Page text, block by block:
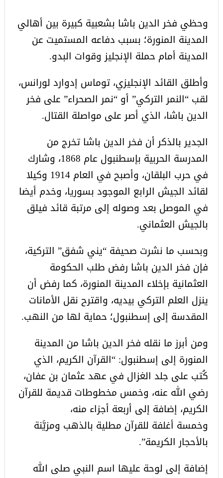
وحظي فخر الدين باشا بشعبية كبيرة بين أهالي
المدينة المنورة؛ بسبب دفاعه المستميت عن
المدينة أمام حملة الإنجليز وقوات البدو.
وأطلق القائد الإنجليزي، توماس إدوارد لورانس،
لقب “النمر التركي” أو “نمر الصحراء” على فخر
الدين باشا، الذي أصر على مواصلة القتال.
الجدير بالذكر أن فخر الدين باشا تخرج من
المدرسة الحربية بإسطنبول عام 1868، وشارك
في حرب البلقان، وأصبح في العام 1914 وكيلا
لقائد الجيش الرابع الموجود بسوريا، وخدم أيضا
في الموصل بعد وصوله إلى مرتبة قائد فيلق
بالجيش العثماني.
وبحسب ما نشرت صحيفة “يني شفق” التركية،
فإن فخر الدين باشا رفض طلب الحكومة
العثمانية بإخلاء المدينة المنورة، كما رفض أن
ينزل العلم التركي بيديه، واقترح نقل الأمانات
المقدسة إلى إسطنبول؛ حماية لها من النهب.
ومن أبرز ما نقله فخر الدين باشا من المدينة
المنورة إلى إسطنبول: “القرآن الكريم، الذي
كُتب على جلد الغزال في عهد عثمان بن عفان،
رضي الله عنه، وخمس مخطوطات قديمة للقرآن
الكريم، إضافة إلى أربعة أجزاء منه،
وخمسة أغلفة للقرآن مطلية بالذهب ومزيَّنة
بالأحجار الكريمة”.
إضافة إلى لوحة عليها اسم النبي صلى الله